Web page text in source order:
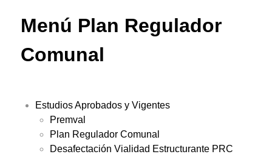
Menú Plan Regulador
Comunal
Estudios Aprobados y Vigentes
Premval
Plan Regulador Comunal
Desafectación Vialidad Estructurante PRC